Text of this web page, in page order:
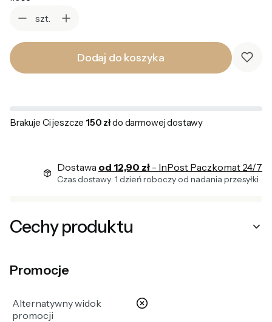
szt.
Dodaj do koszyka
Brakuje Ci jeszcze 150 złdo darmowej dostawy
Dostawa od 12,90 zł - InPost Paczkomat 24/7
Czas dostawy: 1 dzień roboczy od nadania przesyłki
Cechy produktu
Promocje
Alternatywny widok
promocji
nie